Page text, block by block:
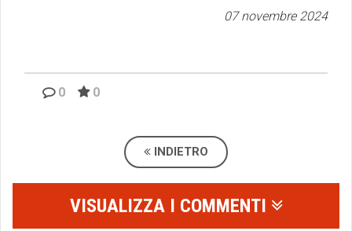
07 novembre 2024
0 0
INDIETRO
VISUALIZZA I COMMENTI